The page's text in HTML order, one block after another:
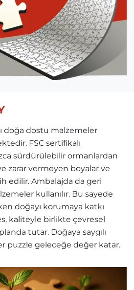
doğa dostu malzemeler
FSC sertifikalı
sürdürülebilir ormanlardan
zarar vermeyen boyalar ve
edilir. Ambalajda da geri
kullanılır. Bu sayede
doğayı korumaya katkı
kaliteyle birlikte çevresel
tutar. Doğaya saygılı
puzzle geleceğe değer katar.